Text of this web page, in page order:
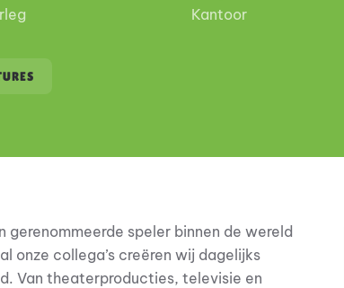
Kantoor
gerenommeerde speler binnen de wereld
onze collega’s creëren wij dagelijks
Van theaterproducties, televisie en